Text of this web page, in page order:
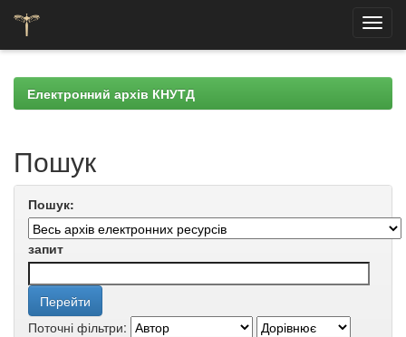
navigationЕлектронний архів КНУТД
Пошук
Пошук:
запит
Поточні фільтри: